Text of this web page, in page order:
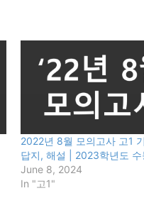
2022년 8월 모의고사 고1
답지, 해설 | 2023학년도 수
June 8, 2024
In "고1"